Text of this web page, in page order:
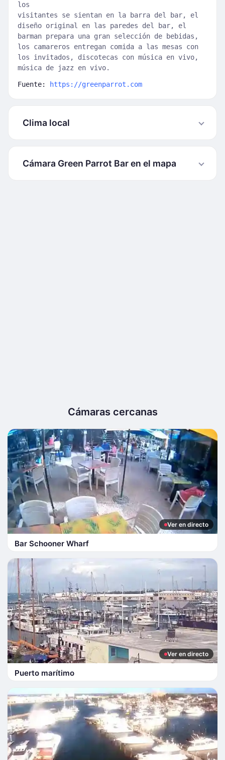
los
visitantes se sientan en la barra del bar, el
diseño original en las paredes del bar, el
barman prepara una gran selección de bebidas,
los camareros entregan comida a las mesas con
los invitados, discotecas con música en vivo,
música de jazz en vivo.
Fuente: https://greenparrot.com
Clima local
Cámara Green Parrot Bar en el mapa
Cámaras cercanas
Ver en directo
Bar Schooner Wharf
Ver en directo
Puerto marítimo